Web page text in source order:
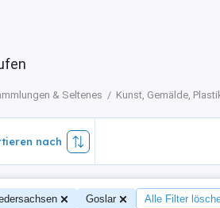
& Seltenes Kunst, Gemälde,
nach
Goslar Alle Filter